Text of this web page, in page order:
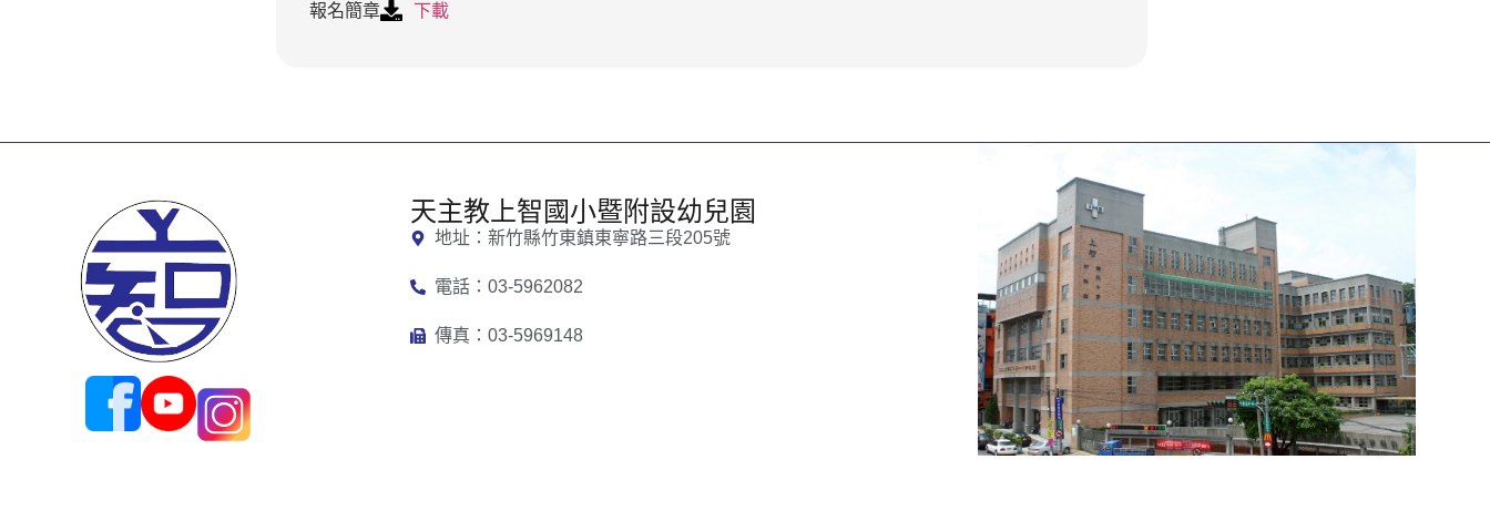
報名簡章 下載
天主教上智國小暨附設幼兒園
地址：新竹縣竹東鎮東寧路三段205號
電話：03-5962082
傳真：03-5969148